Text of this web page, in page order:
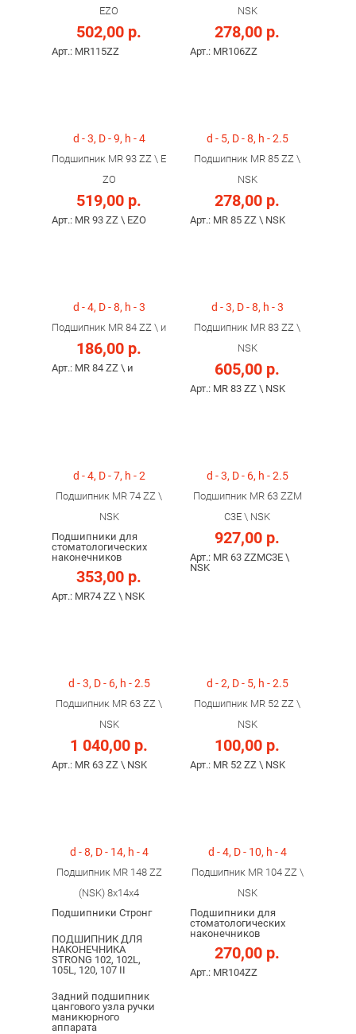
EZO
502,00 р.
Арт.: MR115ZZ
NSK
278,00 р.
Арт.: MR106ZZ
d - 3, D - 9, h - 4
Подшипник MR 93 ZZ \ E
ZO
519,00 р.
Арт.: MR 93 ZZ \ EZO
d - 5, D - 8, h - 2.5
Подшипник MR 85 ZZ \
NSK
278,00 р.
Арт.: MR 85 ZZ \ NSK
d - 4, D - 8, h - 3
Подшипник MR 84 ZZ \ и
186,00 р.
Арт.: MR 84 ZZ \ и
d - 3, D - 8, h - 3
Подшипник MR 83 ZZ \
NSK
605,00 р.
Арт.: MR 83 ZZ \ NSK
d - 4, D - 7, h - 2
Подшипник MR 74 ZZ \
NSK
Подшипники для
стоматологических
наконечников
353,00 р.
Арт.: MR74 ZZ \ NSK
d - 3, D - 6, h - 2.5
Подшипник MR 63 ZZM
C3E \ NSK
927,00 р.
Арт.: MR 63 ZZMC3E \
NSK
d - 3, D - 6, h - 2.5
Подшипник MR 63 ZZ \
NSK
1 040,00 р.
Арт.: MR 63 ZZ \ NSK
d - 2, D - 5, h - 2.5
Подшипник MR 52 ZZ \
NSK
100,00 р.
Арт.: MR 52 ZZ \ NSK
d - 8, D - 14, h - 4
Подшипник MR 148 ZZ
(NSK) 8x14x4
Подшипники Стронг
ПОДШИПНИК ДЛЯ
НАКОНЕЧНИКА
STRONG 102, 102L,
105L, 120, 107 II
Задний подшипник
цангового узла ручки
маникюрного
аппарата
d - 4, D - 10, h - 4
Подшипник MR 104 ZZ \
NSK
Подшипники для
стоматологических
наконечников
270,00 р.
Арт.: MR104ZZ